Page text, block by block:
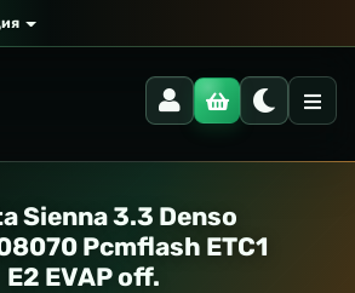
Sienna 3.3 Denso
Pcmflash ETC1
E2 EVAP off.